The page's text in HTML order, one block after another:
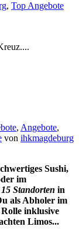
, Top Angebote
, Angebote,
von ihkmagdeburg
Sushi,
im
15 Standorten in
als Abholer im
inklusive
Limos...